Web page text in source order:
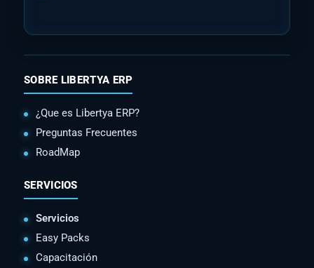
SOBRE LIBERTYA ERP
¿Que es Libertya ERP?
Preguntas Frecuentes
RoadMap
SERVICIOS
Servicios
Easy Packs
Capacitación